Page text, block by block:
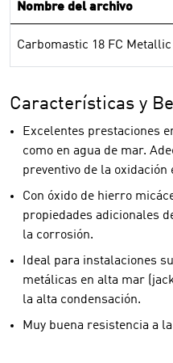
Nombre del archivo
Carbomastic 18 FC Metallic
Características y
Excelentes prestaciones
como en agua de mar.
preventivo de la oxidación
Con óxido de hierro
propiedades adicionales
la corrosión.
Ideal para instalaciones
metálicas en alta mar
la alta condensación.
Muy buena resistencia a